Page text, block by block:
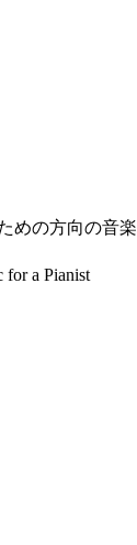
めの方向の音楽
for a Pianist